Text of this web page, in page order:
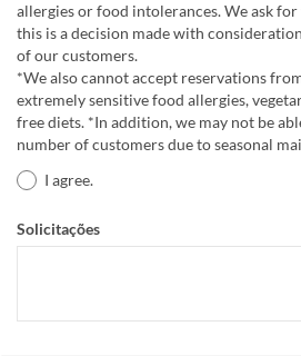
allergies or food intolerances. We ask
this is a decision made with
of our customers.
*We also cannot accept reservations
extremely sensitive food allergies,
free diets. *In addition, we may not be
number of customers due to seasonal
I agree.
Solicitações